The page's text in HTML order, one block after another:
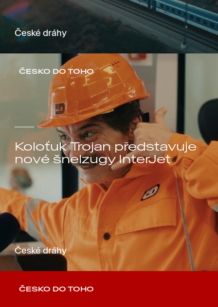
České dráhy
ČESKO DO TOHO
Koloťuk Trojan představuje
nové šnelzugy InterJet
České dráhy
ČESKO DO TOHO